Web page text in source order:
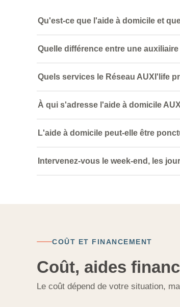
Qu'est-ce que l'aide à domicile et
Quelle différence entre une
Quels services le Réseau AUXI'life
À qui s'adresse l'aide à domicile
L'aide à domicile peut-elle être
Intervenez-vous le week-end, les
COÛT ET FINANCEMENT
Coût, aides
Le coût dépend de votre situation,